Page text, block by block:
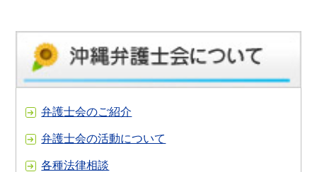
弁護士会のご紹介
弁護士会の活動について
各種法律相談